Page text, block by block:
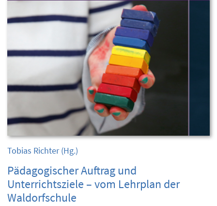
Tobias Richter(Hg.)
Pädagogischer Auftrag und
Unterrichtsziele – vom Lehrplan der
Waldorfschule